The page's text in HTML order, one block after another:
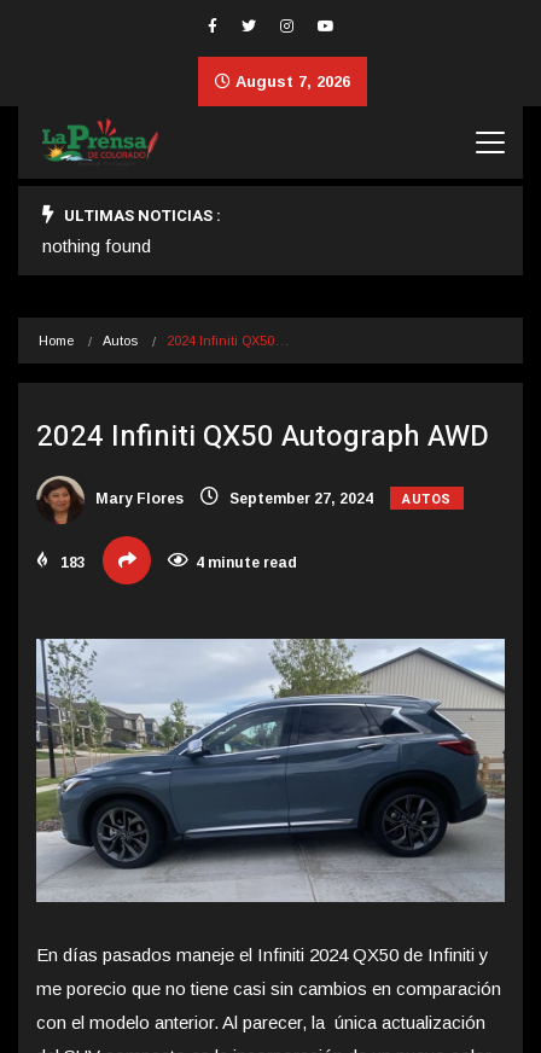
August 7, 2026
ULTIMAS NOTICIAS :
nothing found
Home Autos 2024 Infiniti QX50…
2024 Infiniti QX50 Autograph AWD
Mary Flores September 27, 2024 AUTOS
183 4 minute read
En días pasados maneje el Infiniti 2024 QX50 de Infiniti y
me porecio que no tiene casi sin cambios en comparación
con el modelo anterior. Al parecer, la única actualización